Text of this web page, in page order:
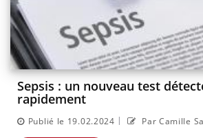
Sepsis : un nouveau test
rapidement
Publié le 19.02.2024 | Par Camille